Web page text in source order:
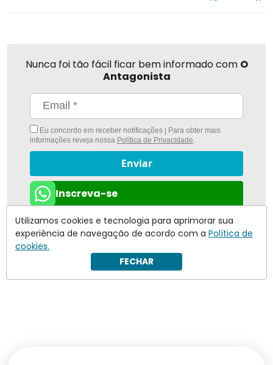
Nunca foi tão fácil ficar bem informado com O
Antagonista
Eu concordo em receber notificações | Para obter mais
informações reveja nossa Política de Privacidade
Enviar
Inscreva-se
Utilizamos cookies e tecnologia para aprimorar sua
experiência de navegação de acordo com a Política de
cookies.
FECHAR